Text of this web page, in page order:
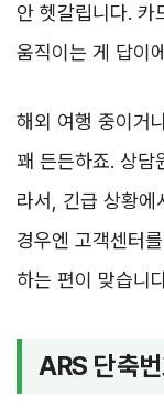
안 헷갈립니다. 카
움직이는 게 답이
해외 여행 중이거
꽤 든든하죠. 상담
라서, 긴급 상황에
경우엔 고객센터
하는 편이 맞습니
ARS 단축